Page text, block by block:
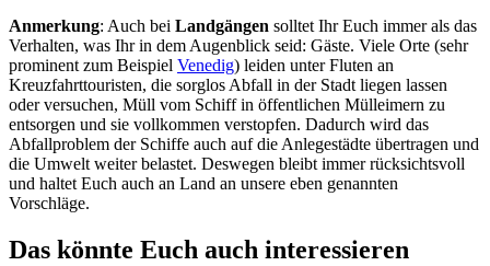
Anmerkung: Auch bei Landgängen solltet Ihr Euch immer als das
Verhalten, was Ihr in dem Augenblick seid: Gäste. Viele Orte (sehr
prominent zum Beispiel Venedig) leiden unter Fluten an
Kreuzfahrttouristen, die sorglos Abfall in der Stadt liegen lassen
oder versuchen, Müll vom Schiff in öffentlichen Mülleimern zu
entsorgen und sie vollkommen verstopfen. Dadurch wird das
Abfallproblem der Schiffe auch auf die Anlegestädte übertragen und
die Umwelt weiter belastet. Deswegen bleibt immer rücksichtsvoll
und haltet Euch auch an Land an unsere eben genannten
Vorschläge.
Das könnte Euch auch interessieren